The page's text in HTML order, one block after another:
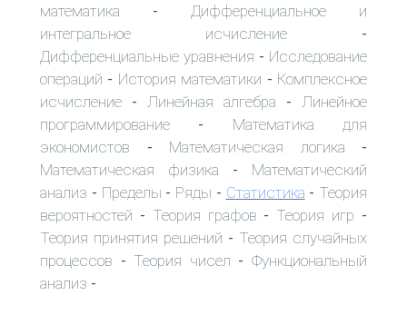
математика - Дифференциальное и
интегральное исчисление -
Дифференциальные уравнения - Исследование
операций - История математики - Комплексное
исчисление - Линейная алгебра -
Линейное
программирование - Математика для
экономистов - Математическая логика -
Математическая физика - Математический
анализ - Пределы - Ряды - Статистика - Теория
вероятностей - Теория графов - Теория игр -
Теория принятия решений - Теория случайных
процессов - Теория чисел -Функциональный
анализ -